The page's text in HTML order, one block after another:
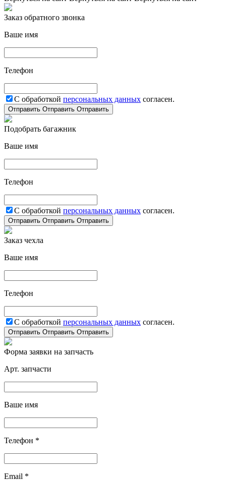
Заказ обратного звонка
Ваше имя
Телефон
С обработкой персональных данных согласен.
Отправить Отправить Отправить
Подобрать багажник
Ваше имя
Телефон
С обработкой персональных данных согласен.
Отправить Отправить Отправить
Заказ чехла
Ваше имя
Телефон
С обработкой персональных данных согласен.
Отправить Отправить Отправить
Форма заявки на запчасть
Арт. запчасти
Ваше имя
Телефон *
Email *